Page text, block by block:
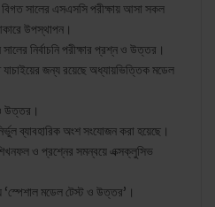
বিগত সালের এসএসসি পরীক্ষায় আসা সকল
উপস্থাপন।
সালের নির্বাচনি পরীক্ষার প্রশ্ন ও উত্তর।
জন্য রয়েছে অধ্যায়ভিত্তিক মডেল
উত্তর।
ব্যাবহারিক অংশ সংযোজন করা হয়েছে।
ও প্রশ্নের সমন্বয়ে এক্সক্লুসিভ
মডেল টেস্ট ও উত্তর’।